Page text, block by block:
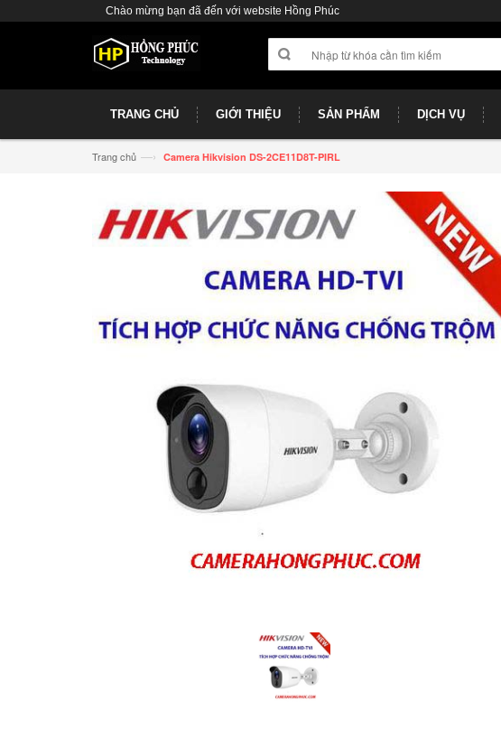
Chào mừng bạn đã đến với website Hồng Phúc
TRANG CHỦ GIỚI THIỆU SẢN PHẨM DỊCH VỤ
Trang chủ —› Camera Hikvision DS-2CE11D8T-PIRL